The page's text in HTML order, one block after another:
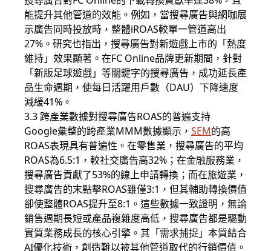
能提升其他管道的效能。例如，當搜尋廣告與網咖展
示廣告同時投放時，整體iROAS較單一管道高出
27%。研究也指出，搜尋廣告對新遊戲上市的「熱度
維持」效果顯著。在FC Online品牌更新期間，針對
「新版足球遊戲」等關鍵字的搜尋廣告，成功延長產
品生命週期，使每日活躍用戶數（DAU）下降速度
減緩41%。
3.3 跨產業數據對搜尋廣告ROAS的普遍支持
Google彙整的跨產業MMM數據顯示， SEM的高
ROAS表現具有普遍性。在零售業，搜尋廣告的平均
ROAS為6.5:1，較社交廣告高32%；在金融服務業，
搜尋廣告貢獻了53%的線上申請轉換；而在旅遊業，
搜尋廣告的末點擊ROAS雖僅3:1，但其輔助轉換價值
卻使整體ROAS提升至8:1。這些數據一致證明，無論
銷售週期長短或產品複雜度高低，搜尋廣告都是驅動
實質業務成長的核心引擎。其「需求捕捉」本質結合
AI優化技術，創造難以被其他管道取代的行銷價值。